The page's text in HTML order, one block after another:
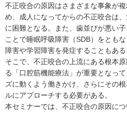
不正咬合の原因はさまざまな事象が
め、成人になってからの不正咬合は
に困難となる。また、歯並びが悪い
ことで睡眠呼吸障害（SDB）をとも
障害や学習障害を発症することもある
そこで、不正咬合の上流にある根本
る「口腔筋機能療法」が重要となっ
ズに動くよう働きかけ、さらにその
ルにアプローチする必要がある。
本セミナーでは、不正咬合の原因に